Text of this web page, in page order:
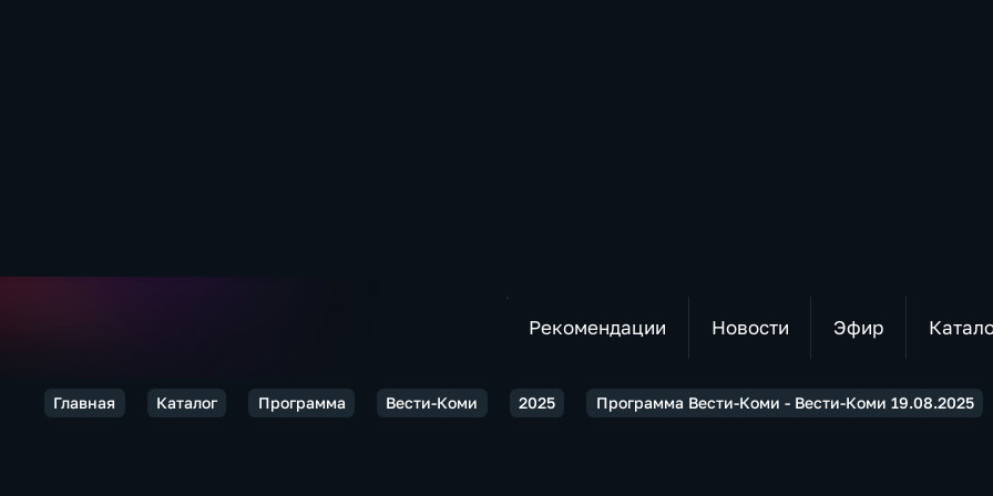
Рекомендации Новости Эфир
Главная Каталог Программа Вести-Коми 2025 Программа Вести-Коми - Вести-Коми 19.08.2025